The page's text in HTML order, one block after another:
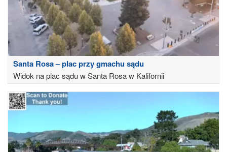
Santa Rosa – plac przy gmachu sądu
Widok na plac sądu w Santa Rosa w Kalifornii